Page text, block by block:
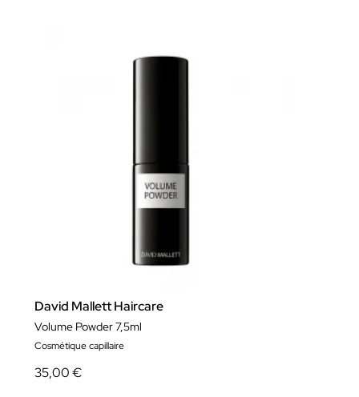
David Mallett Haircare
Volume Powder 7,5ml
Cosmétique capillaire
35,00 €